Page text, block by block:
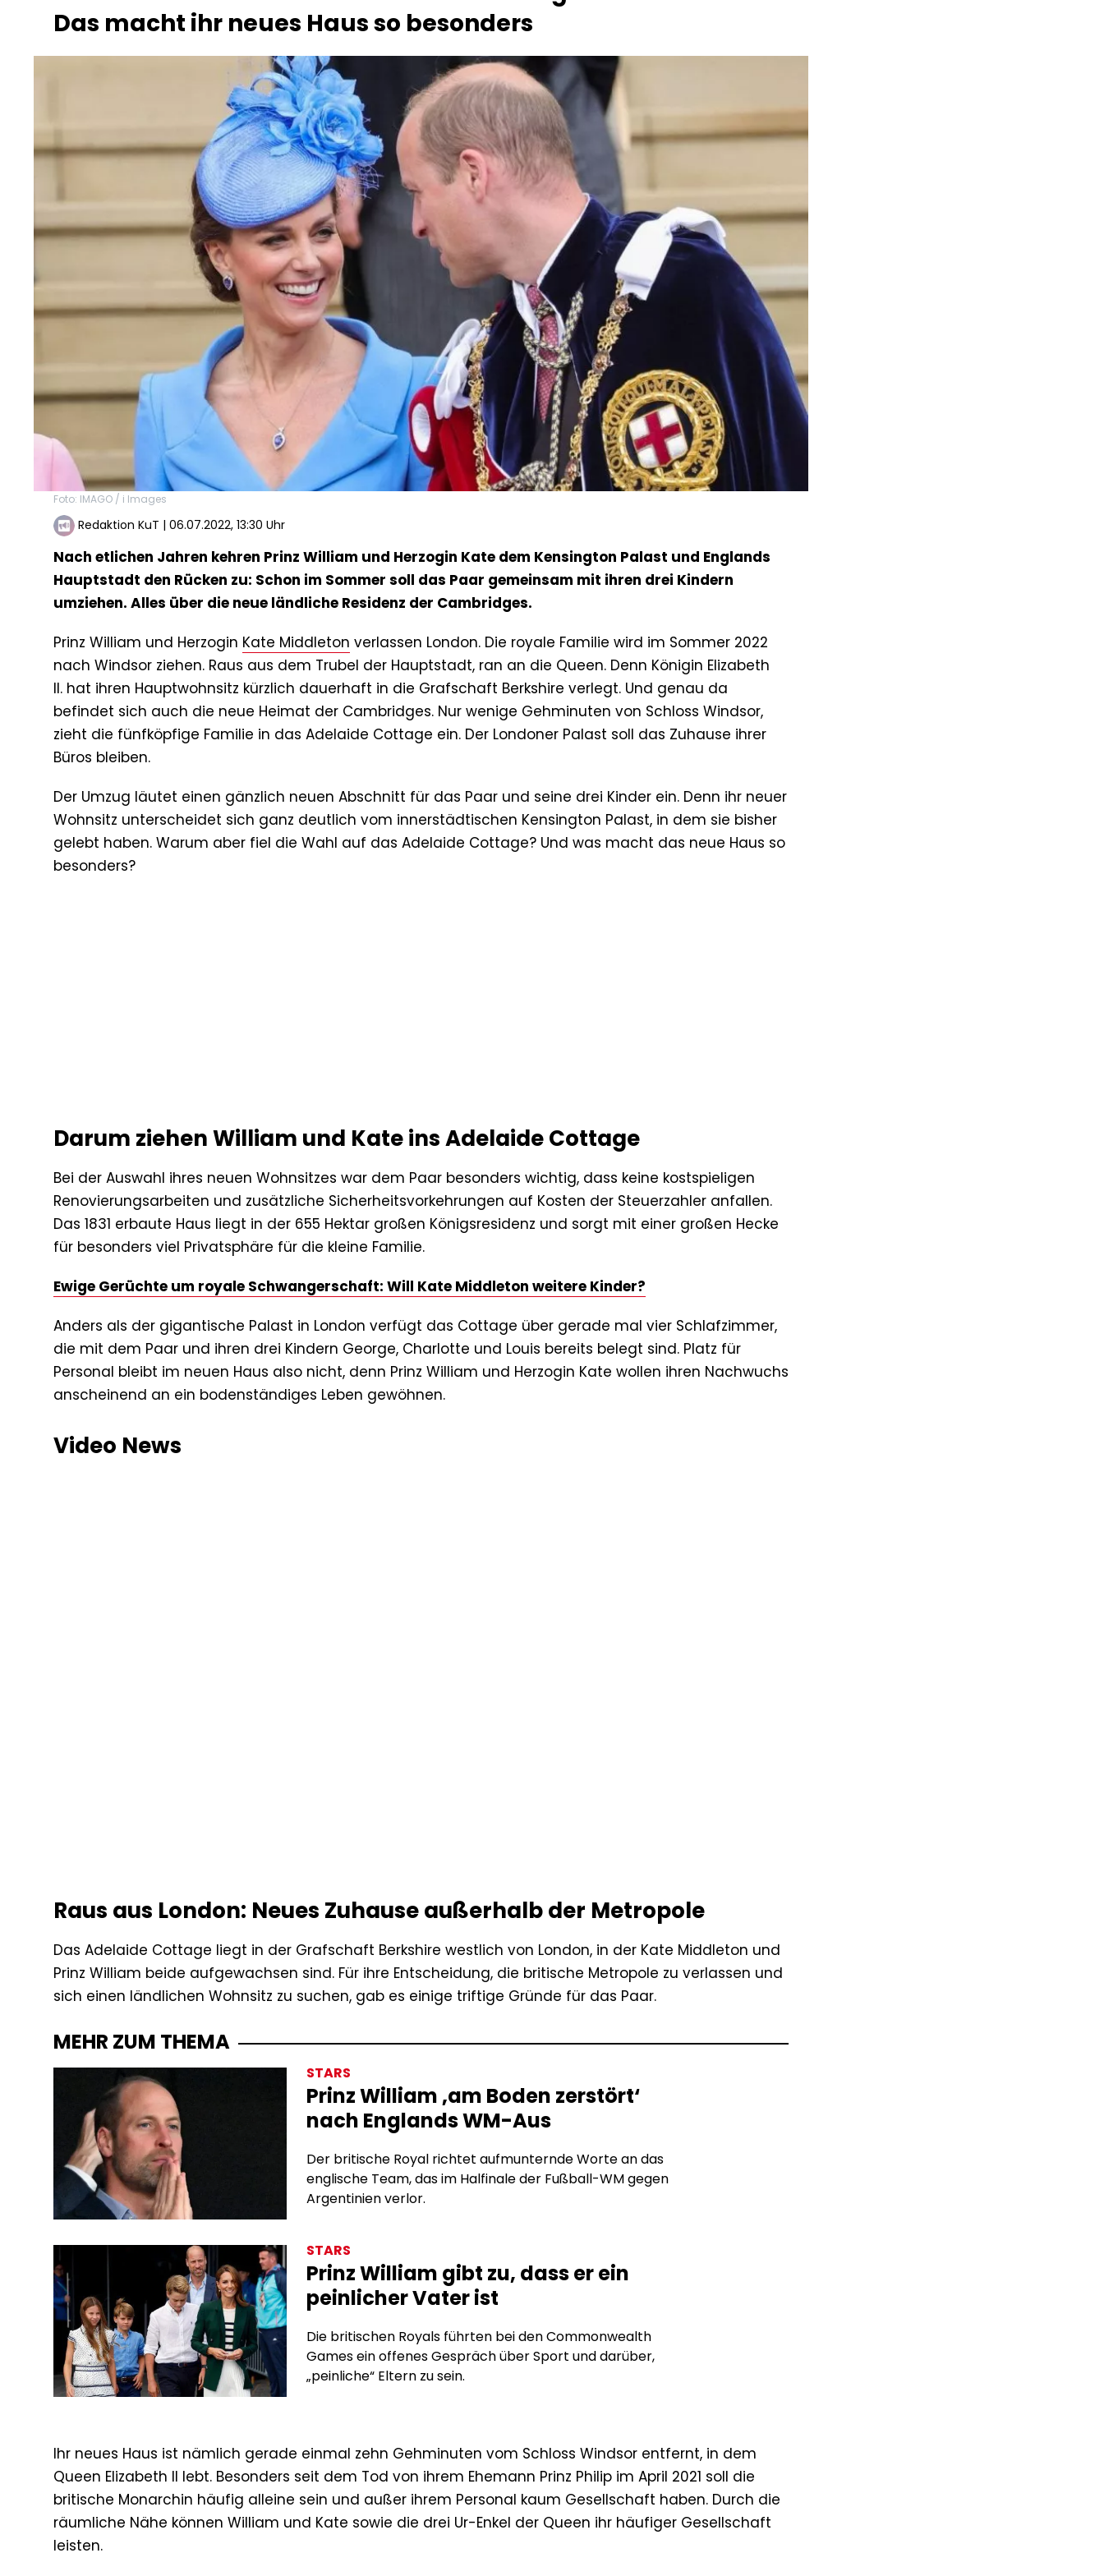
Das macht ihr neues Haus so besonders
Foto: IMAGO / i Images
Redaktion KuT | 06.07.2022, 13:30 Uhr
Nach etlichen Jahren kehren Prinz William und Herzogin Kate dem Kensington Palast und Englands
Hauptstadt den Rücken zu: Schon im Sommer soll das Paar gemeinsam mit ihren drei Kindern
umziehen. Alles über die neue ländliche Residenz der Cambridges.
Prinz William und Herzogin Kate Middleton verlassen London. Die royale Familie wird im Sommer 2022
nach Windsor ziehen. Raus aus dem Trubel der Hauptstadt, ran an die Queen. Denn Königin Elizabeth
II. hat ihren Hauptwohnsitz kürzlich dauerhaft in die Grafschaft Berkshire verlegt. Und genau da
befindet sich auch die neue Heimat der Cambridges. Nur wenige Gehminuten von Schloss Windsor,
zieht die fünfköpfige Familie in das Adelaide Cottage ein. Der Londoner Palast soll das Zuhause ihrer
Büros bleiben.
Der Umzug läutet einen gänzlich neuen Abschnitt für das Paar und seine drei Kinder ein. Denn ihr neuer
Wohnsitz unterscheidet sich ganz deutlich vom innerstädtischen Kensington Palast, in dem sie bisher
gelebt haben. Warum aber fiel die Wahl auf das Adelaide Cottage? Und was macht das neue Haus so
besonders?
Darum ziehen William und Kate ins Adelaide Cottage
Bei der Auswahl ihres neuen Wohnsitzes war dem Paar besonders wichtig, dass keine kostspieligen
Renovierungsarbeiten und zusätzliche Sicherheitsvorkehrungen auf Kosten der Steuerzahler anfallen.
Das 1831 erbaute Haus liegt in der 655 Hektar großen Königsresidenz und sorgt mit einer großen Hecke
für besonders viel Privatsphäre für die kleine Familie.
Ewige Gerüchte um royale Schwangerschaft: Will Kate Middleton weitere Kinder?
Anders als der gigantische Palast in London verfügt das Cottage über gerade mal vier Schlafzimmer,
die mit dem Paar und ihren drei Kindern George, Charlotte und Louis bereits belegt sind. Platz für
Personal bleibt im neuen Haus also nicht, denn Prinz William und Herzogin Kate wollen ihren Nachwuchs
anscheinend an ein bodenständiges Leben gewöhnen.
Video News
Raus aus London: Neues Zuhause außerhalb der Metropole
Das Adelaide Cottage liegt in der Grafschaft Berkshire westlich von London, in der Kate Middleton und
Prinz William beide aufgewachsen sind. Für ihre Entscheidung, die britische Metropole zu verlassen und
sich einen ländlichen Wohnsitz zu suchen, gab es einige triftige Gründe für das Paar.
MEHR ZUM THEMA
STARS
Prinz William ‚am Boden zerstört‘
nach Englands WM-Aus
Der britische Royal richtet aufmunternde Worte an das
englische Team, das im Halfinale der Fußball-WM gegen
Argentinien verlor.
STARS
Prinz William gibt zu, dass er ein
peinlicher Vater ist
Die britischen Royals führten bei den Commonwealth
Games ein offenes Gespräch über Sport und darüber,
„peinliche“ Eltern zu sein.
Ihr neues Haus ist nämlich gerade einmal zehn Gehminuten vom Schloss Windsor entfernt, in dem
Queen Elizabeth II lebt. Besonders seit dem Tod von ihrem Ehemann Prinz Philip im April 2021 soll die
britische Monarchin häufig alleine sein und außer ihrem Personal kaum Gesellschaft haben. Durch die
räumliche Nähe können William und Kate sowie die drei Ur-Enkel der Queen ihr häufiger Gesellschaft
leisten.